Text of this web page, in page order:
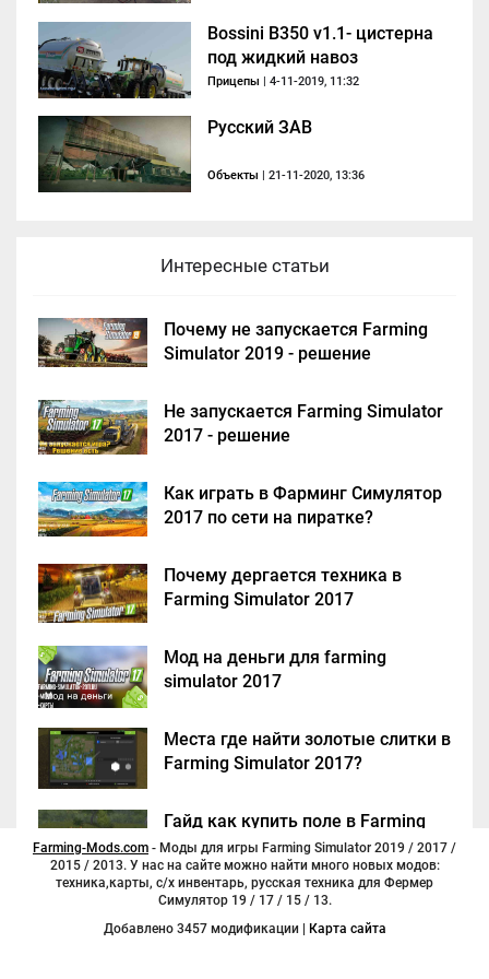
Bossini B350 v1.1- цистерна
под жидкий навоз
Прицепы | 4-11-2019, 11:32
Русский ЗАВ
Объекты | 21-11-2020, 13:36
Интересные статьи
Почему не запускается Farming
Simulator 2019 - решение
Не запускается Farming Simulator
2017 - решение
Как играть в Фарминг Симулятор
2017 по сети на пиратке?
Почему дергается техника в
Farming Simulator 2017
Мод на деньги для farming
simulator 2017
Места где найти золотые слитки в
Farming Simulator 2017?
Гайд как купить поле в Farming
Simulator 2017
Farming-Mods.com
2015 / 2013. У нас на сайте можно найти много новых модов:
техника,карты, с/х инвентарь, русская техника для Фермер
Симулятор 19 / 17 / 15 / 13.
Добавлено 3457 модификации |
Карта сайта